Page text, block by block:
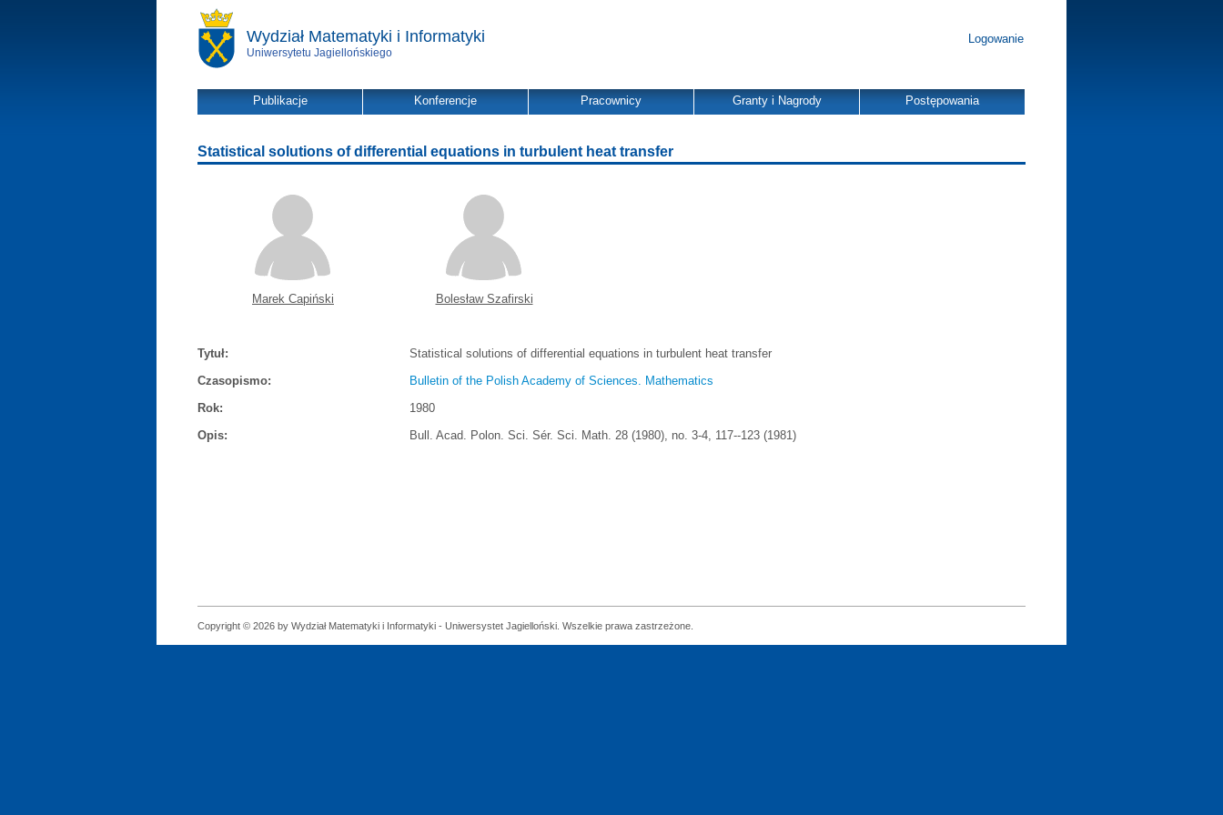
Wydział Matematyki i Informatyki
Uniwersytetu Jagiellońskiego
Logowanie
Publikacje Konferencje Pracownicy Granty i Nagrody Postępowania
Statistical solutions of differential equations in turbulent heat transfer
Marek Capiński Bolesław Szafirski
Tytuł:
Statistical solutions of differential equations in turbulent heat transfer
Czasopismo:
Bulletin of the Polish Academy of Sciences. Mathematics
Rok:
1980
Opis:
Bull. Acad. Polon. Sci. Sér. Sci. Math. 28 (1980), no. 3-4, 117--123 (1981)
Copyright © 2026 by Wydział Matematyki i Informatyki - Uniwersystet Jagielloński. Wszelkie prawa zastrzeżone.